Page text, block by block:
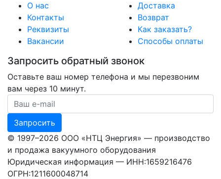
О нас
Контакты
Реквизиты
Вакансии
Доставка
Возврат
Как заказать?
Способы оплаты
Запросить обратный звонок
Оставьте ваш номер телефона и мы перезвоним
вам через 10 минут.
Ваш номер телефона
Запросить
© 1997–2026 ООО «НТЦ Энергия» — производство
и продажа вакуумного оборудования
Юридическая информация — ИНН:1659216476
ОГРН:1211600048714